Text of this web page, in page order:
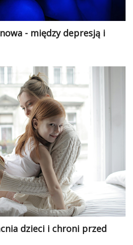
- między depresją i
dzieci i chroni przed